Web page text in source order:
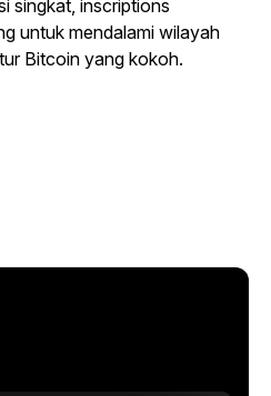
singkat, inscriptions
untuk mendalami wilayah
Bitcoin yang kokoh.